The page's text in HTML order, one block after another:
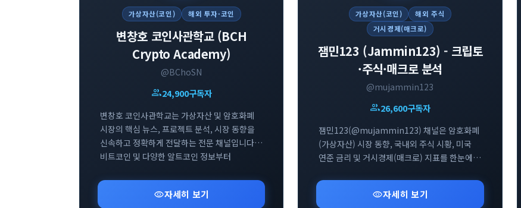
가상자산(코인) 해외 투자·코인
변창호 코인사관학교 (BCH
Crypto Academy)
@BChoSN
group24,900구독자
변창호 코인사관학교는 가상자산 및 암호화폐
시장의 핵심 뉴스, 프로젝트 분석, 시장 동향을
신속하고 정확하게 전달하는 전문 채널입니다.
비트코인 및 다양한 알트코인 정보부터
실질적으로 도움이 되는 인사이트를
제공합니다. 스폰서십 포스팅 및 요청받은
visibility자세히 보기
가상자산(코인)
해외 주식
거시경제(매크로)
잼민123 (Jammin123) - 크립토
·주식·매크로 분석
@mujammin123
group26,600구독자
잼민123(@mujammin123) 채널은 암호화폐
(가상자산) 시장 동향, 국내외 주식 시황, 미국
연준 금리 및 거시경제(매크로) 지표를 한눈에
제공하는 투자 전문 텔레그램 채널입니다.
visibility자세히 보기